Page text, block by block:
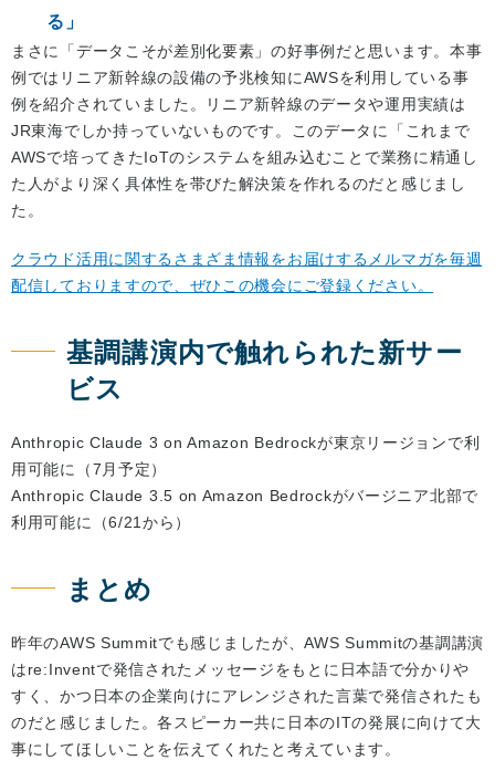
る」
まさに「データこそが差別化要素」の好事例だと思います。本事
例ではリニア新幹線の設備の予兆検知にAWSを利用している事
例を紹介されていました。リニア新幹線のデータや運用実績は
JR東海でしか持っていないものです。このデータに「これまで
AWSで培ってきたIoTのシステムを組み込むことで業務に精通し
た人がより深く具体性を帯びた解決策を作れるのだと感じまし
た。
クラウド活用に関するさまざま情報をお届けするメルマガを毎週
配信しておりますので、ぜひこの機会にご登録ください。
基調講演内で触れられた新サー
ビス
Anthropic Claude 3 on Amazon Bedrockが東京リージョンで利
用可能に（7月予定）
Anthropic Claude 3.5 on Amazon Bedrockがバージニア北部で
利用可能に（6/21から）
まとめ
昨年のAWS Summitでも感じましたが、AWS Summitの基調講演
はre:Inventで発信されたメッセージをもとに日本語で分かりや
すく、かつ日本の企業向けにアレンジされた言葉で発信されたも
のだと感じました。各スピーカー共に日本のITの発展に向けて大
事にしてほしいことを伝えてくれたと考えています。